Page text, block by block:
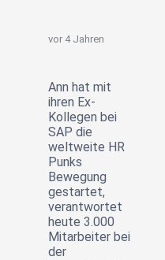
vor 4 Jahren
Ann hat mit
ihren Ex-
Kollegen bei
SAP die
weltweite HR
Punks
Bewegung
gestartet,
verantwortet
heute 3.000
Mitarbeiter bei
der